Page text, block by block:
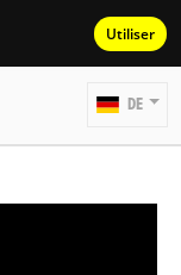
Utiliser
DE